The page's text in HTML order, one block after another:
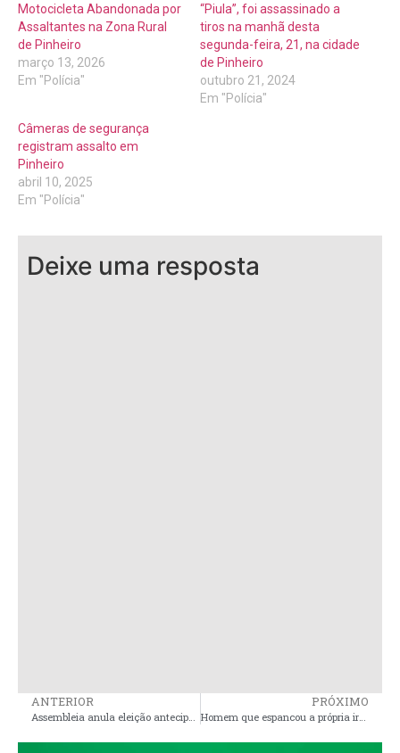
Motocicleta Abandonada por
Assaltantes na Zona Rural
de Pinheiro
março 13, 2026
Em "Polícia"
“Piula”, foi assassinado a
tiros na manhã desta
segunda-feira, 21, na cidade
de Pinheiro
outubro 21, 2024
Em "Polícia"
Câmeras de segurança
registram assalto em
Pinheiro
abril 10, 2025
Em "Polícia"
Deixe uma resposta
ANTERIOR PRÓXIMO
Homem que espancou a própria irmã usando um facão na cidade de Pedro do Rosário é preso pela Policia